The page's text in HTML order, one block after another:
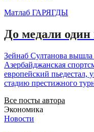
Матлаб ГАРЯГДЫ
До медали
Зейнаб Султанова
Азербайджанская
европейский
стадию престижного
Все посты автора
Экономика
Новости